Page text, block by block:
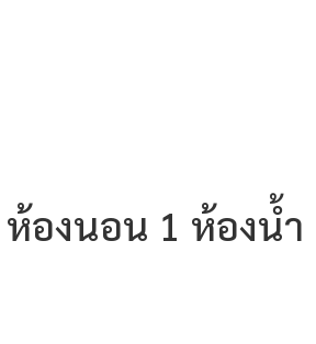
องนอน 1 ห้องน้ำ